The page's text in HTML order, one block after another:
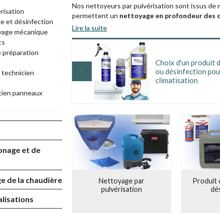
et désinfection
mécanique
préparation
panneaux
et de
de la chaudière
Nos nettoyeurs par pulvérisation sont issus de
permettent un nettoyage en profondeur des
qualité de l'air.
Accessoires de Protection
Pour faciliter lenettoyage des cassettes de
équipements permettent de collecter les
plus rapide.
Kits de Nettoyage pour
Nos kits de nettoyage pour climatiseurs
endroits difficiles d'accès, permettant un
Lire la suite
Choix d'un produit
ou désinfection
climatisation
Nettoyage par
pulvérisation
Produit